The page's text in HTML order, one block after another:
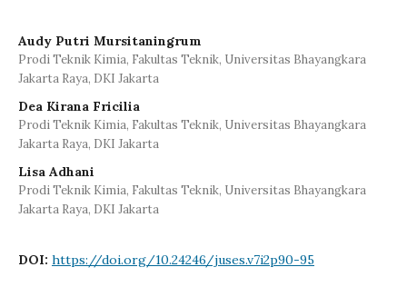
Audy Putri Mursitaningrum
Prodi Teknik Kimia, Fakultas Teknik, Universitas Bhayangkara
Jakarta Raya, DKI Jakarta
Dea Kirana Fricilia
Prodi Teknik Kimia, Fakultas Teknik, Universitas Bhayangkara
Jakarta Raya, DKI Jakarta
Lisa Adhani
Prodi Teknik Kimia, Fakultas Teknik, Universitas Bhayangkara
Jakarta Raya, DKI Jakarta
DOI: https://doi.org/10.24246/juses.v7i2p90-95